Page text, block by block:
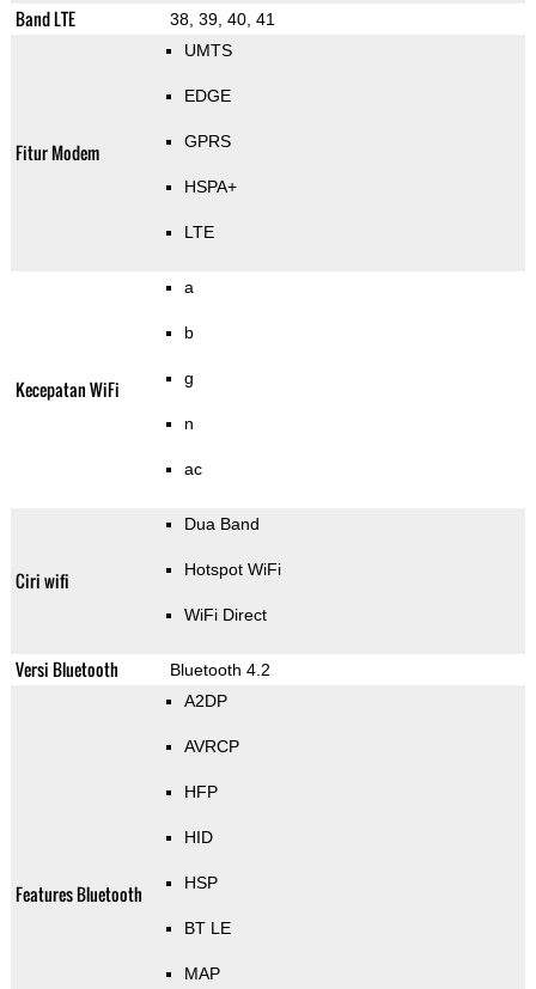
Band LTE
38, 39, 40, 41
Fitur Modem
UMTS
EDGE
GPRS
HSPA+
LTE
Kecepatan WiFi
a
b
g
n
ac
Ciri wifi
Dua Band
Hotspot WiFi
WiFi Direct
Versi Bluetooth Bluetooth 4.2
Features Bluetooth
A2DP
AVRCP
HFP
HID
HSP
BT LE
MAP